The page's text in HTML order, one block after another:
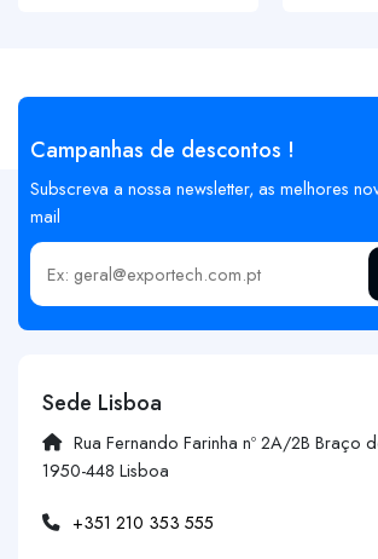
Campanhas de descontos !
Subscreva a nossa newsletter, as melhores
mail
Insira o seu email
Sede Lisboa
Rua Fernando Farinha nº 2A/2B Braço
1950-448 Lisboa
+351 210 353 555